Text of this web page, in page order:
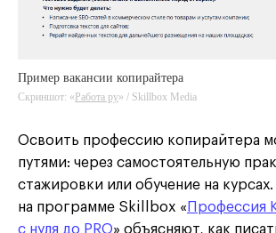
Пример вакансии копирайтера
Скриншот: « Работа ру» / Skillbox Media
Освоить профессию копирайтера
путями: через самостоятельную
стажировки или обучение на
на программе Skillbox « Профессия
с нуля до PRO» объясняют, как